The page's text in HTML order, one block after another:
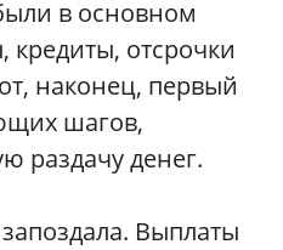
в основном
кредиты, отсрочки
наконец, первый
шагов,
раздачу денег.
Выплаты